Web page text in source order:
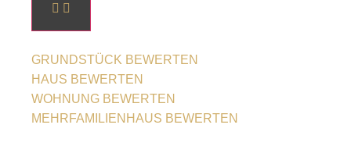
GRUNDSTÜCK BEWERTEN
HAUS BEWERTEN
WOHNUNG BEWERTEN
MEHRFAMILIENHAUS BEWERTEN